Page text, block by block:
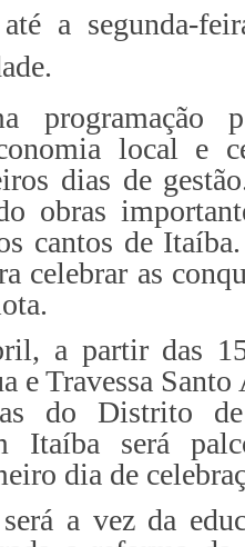
a segunda-
local e
dias de
obras
cantos de
celebrar as
a partir das
e Travessa
do Distrito
Itaíba será
dia de
a vez da